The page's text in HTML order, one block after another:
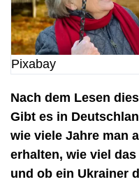
Pixabay
Nach dem Lesen
Gibt es in
wie viele Jahre man
erhalten, wie viel
und ob ein Ukrainer